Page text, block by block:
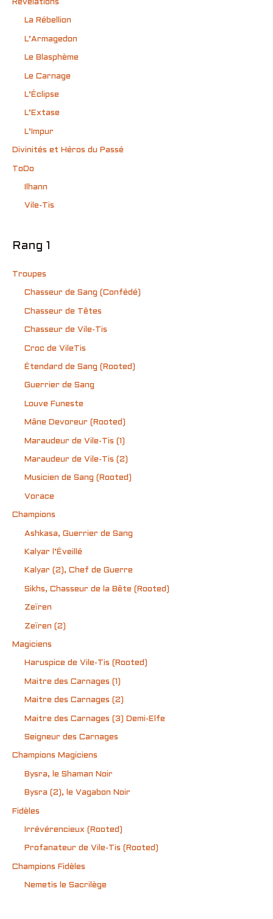
Révélations
La Rébellion
L’Armagedon
Le Blasphème
Le Carnage
L’Éclipse
L’Extase
L’Impur
Divinités et Héros du Passé
ToDo
Ilhann
Vile-Tis
Rang 1
Troupes
Chasseur de Sang (Confédé)
Chasseur de Têtes
Chasseur de Vile-Tis
Croc de VileTis
Étendard de Sang (Rooted)
Guerrier de Sang
Louve Funeste
Mâne Devoreur (Rooted)
Maraudeur de Vile-Tis (1)
Maraudeur de Vile-Tis (2)
Musicien de Sang (Rooted)
Vorace
Champions
Ashkasa, Guerrier de Sang
Kalyar l’Éveillé
Kalyar (2), Chef de Guerre
Sikhs, Chasseur de la Bête (Rooted)
Zeïren
Zeïren (2)
Magiciens
Haruspice de Vile-Tis (Rooted)
Maitre des Carnages (1)
Maitre des Carnages (2)
Maitre des Carnages (3) Demi-Elfe
Seigneur des Carnages
Champions Magiciens
Bysra, le Shaman Noir
Bysra (2), le Vagabon Noir
Fidèles
Irrévérencieux (Rooted)
Profanateur de Vile-Tis (Rooted)
Champions Fidèles
Nemetis le Sacrilège